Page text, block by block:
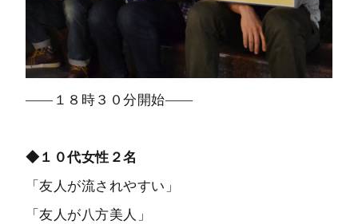
――１８時３０分開始――
◆１０代女性２名
「友人が流されやすい」
「友人が八方美人」